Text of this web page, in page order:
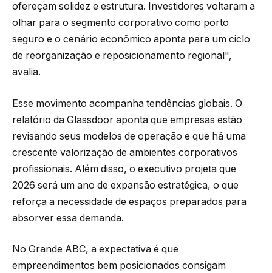
ofereçam solidez e estrutura. Investidores voltaram a
olhar para o segmento corporativo como porto
seguro e o cenário econômico aponta para um ciclo
de reorganização e reposicionamento regional",
avalia.
Esse movimento acompanha tendências globais. O
relatório da Glassdoor aponta que empresas estão
revisando seus modelos de operação e que há uma
crescente valorização de ambientes corporativos
profissionais. Além disso, o executivo projeta que
2026 será um ano de expansão estratégica, o que
reforça a necessidade de espaços preparados para
absorver essa demanda.
No Grande ABC, a expectativa é que
empreendimentos bem posicionados consigam